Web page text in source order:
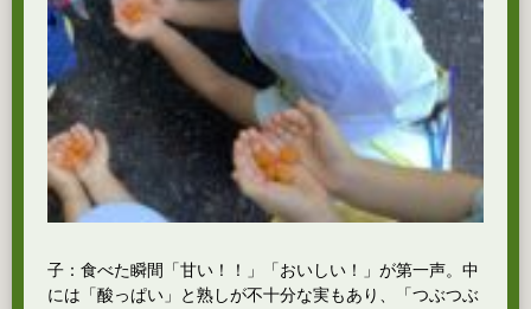
子：食べた瞬間「甘い！！」「おいしい！」が第一声。中
には「酸っぱい」と熟しが不十分な実もあり、「つぶつぶ